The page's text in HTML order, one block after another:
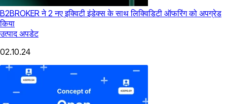
B2BROKER ने 2 नए इक्विटी इंडेक्स के साथ लिक्विडिटी ऑफरिंग को अपग्रेड
किया
उत्पाद अपडेट
02.10.24